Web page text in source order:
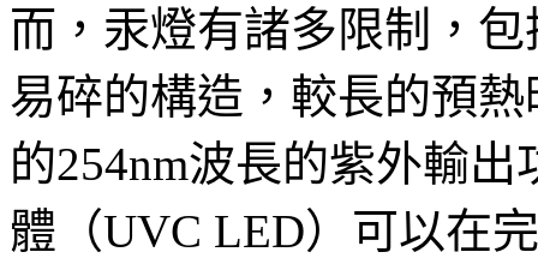
而，汞燈有諸多限制，
易碎的構造，較長的預
的254nm波長的紫外輸
體（UVC LED）可以在